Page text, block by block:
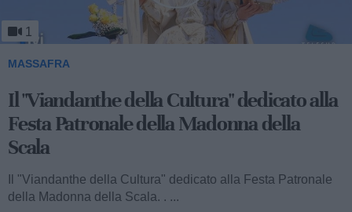
1
MASSAFRA
Viandanthe della Cultura: la "Chiesa
Rupestre della Buona Nuova"
Ecco a voi il terzo speciale del "Viandanthe della Cultura"
dedicato alla Madonna della Scala. Vi porteremo alla
scoperta della "Chiesa...